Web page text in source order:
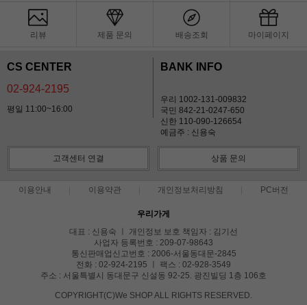
리뷰 제품 문의 배송조회 마이페이지
CS CENTER
02-924-2195
평일 11:00~16:00
BANK INFO
우리 1002-131-009832
국민 842-21-0247-650
신한 110-090-126654
예금주 : 신용숙
고객센터 연결 상품 문의
이용안내 이용약관 개인정보처리방침 PC버전
우리가게
대표 : 신용숙 ㅣ 개인정보 보호 책임자 : 김기선
사업자 등록번호 : 209-07-98643
통신판매업신고번호 : 2006-서울동대문-2845
전화 : 02-924-2195 ㅣ 팩스 : 02-928-3549
주소 : 서울특별시 동대문구 신설동 92-25. 광진빌딩 1층 106호
COPYRIGHT(C)We SHOP ALL RIGHTS RESERVED.